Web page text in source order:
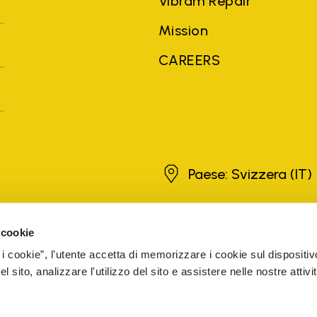
cookie”, l'utente accetta di memorizzare i cookie sul
sito, analizzare l'utilizzo del sito e assistere nelle nostre
Mission
CAREERS
SvizzeraPaese: Svizzera (IT)
terze parti, nomi di prodotti, nomi commerciali, nomi aziendali e
scopo esplicativo a vantaggio del proprietario, senza che ciò
autorizzati sono garantiti dall'azienda.SCOPRI DI PIU'
Netherlands